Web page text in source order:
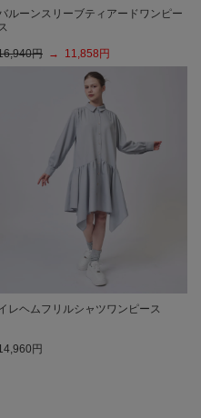
ルーンスリーブティアードワンピー
円 → 11,858円
レヘムフリルシャツワンピース
円